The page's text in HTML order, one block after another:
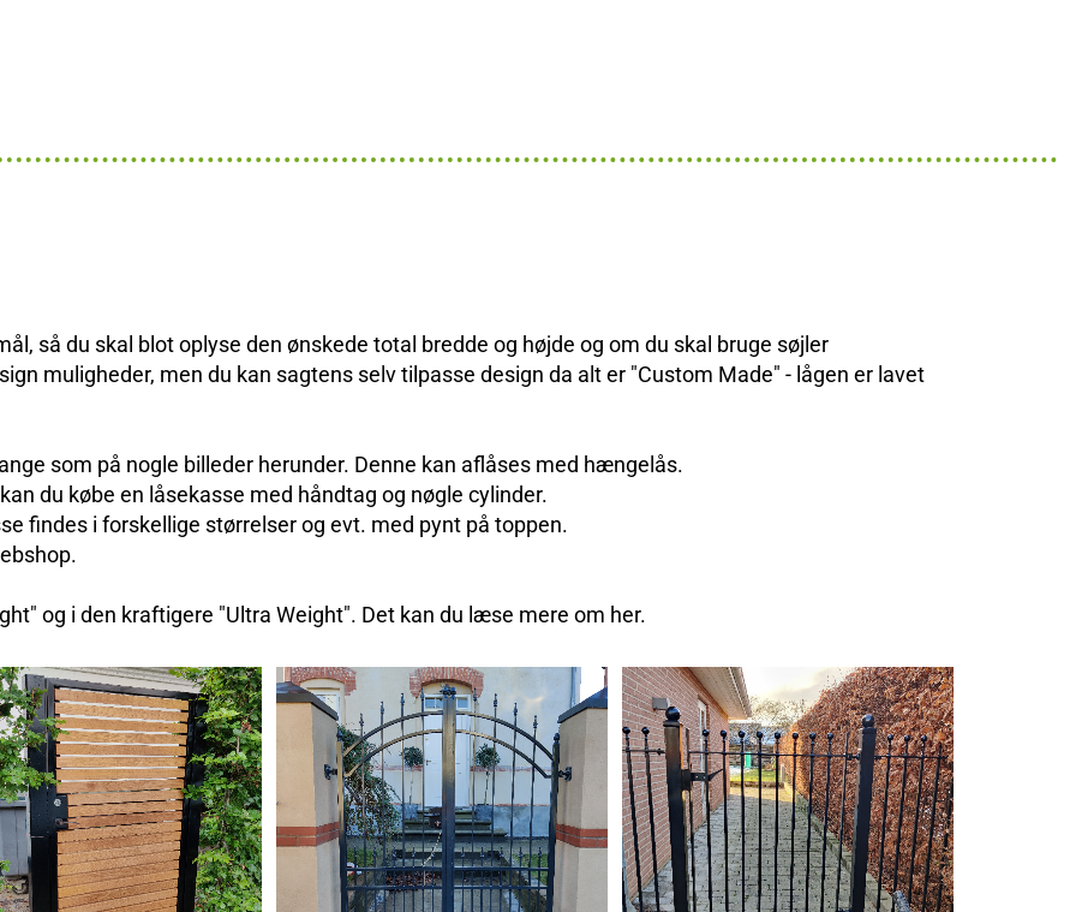
så du skal blot oplyse den ønskede total bredde og højde og om du skal bruge søjler
muligheder, men du kan sagtens selv tilpasse design da alt er "Custom Made" - lågen er lavet
som på nogle billeder herunder. Denne kan aflåses med hængelås.
du købe en låsekasse med håndtag og nøgle cylinder.
findes i forskellige størrelser og evt. med pynt på toppen.
og i den kraftigere "Ultra Weight". Det kan du læse mere om her.